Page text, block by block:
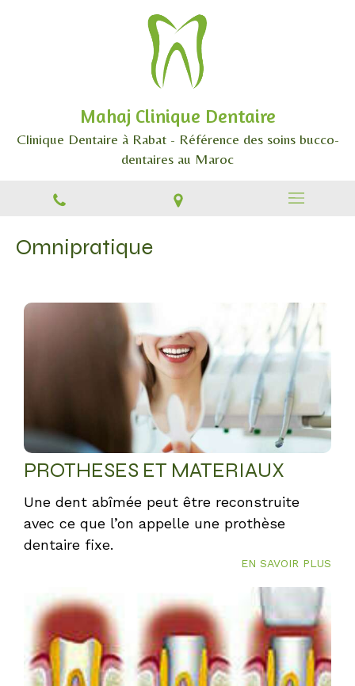
Mahaj Clinique Dentaire
Clinique Dentaire à Rabat - Référence des soins bucco-
dentaires au Maroc
Omnipratique
PROTHESES ET MATERIAUX
Une dent abîmée peut être reconstruite
avec ce que l’on appelle une prothèse
dentaire fixe.
EN SAVOIR PLUS